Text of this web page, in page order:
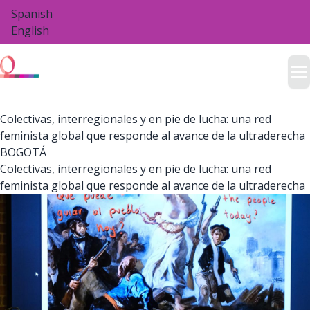
Pasar
contenido
principal
Spanish
English
Colectivas, interregionales y en pie de lucha: una red
feminista global que responde al avance de la ultraderecha
BOGOTÁ
Colectivas, interregionales y en pie de lucha: una red
feminista global que responde al avance de la ultraderecha
El objetivo deEn El Camino Correcto(OTRT, por
sus siglas en inglés) es fortalecer los
movimientos feministas, LGBTIQNB+ y de
derechos humanos, garantizando que los
valores de libertad, democracia y diversidad se
preserven y puedan florecer frente a los
fundamentalismos religiosos y los crecientes
ataques de la extrema derecha.